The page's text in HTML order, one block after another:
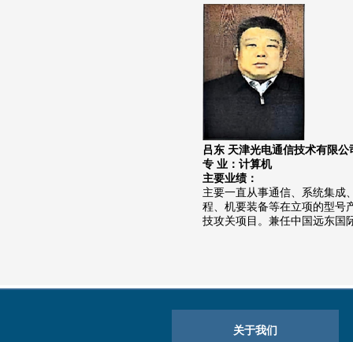
吕东 天津光电通信技术有限
专 业：计算机
主要业绩：
主要一直从事通信、系统集成
程、机要装备等在立项的型号
技攻关项目。兼任中国远东国
关于我们